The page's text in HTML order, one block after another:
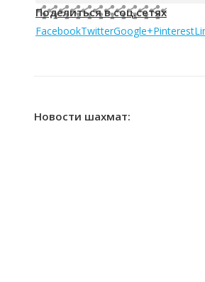
Поделиться в соц.сетях
FacebookTwitterGoogle+Pinterest
Новости шахмат: